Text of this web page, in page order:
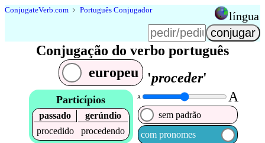
ConjugateVerb.com ﹥ Português Conjugador língua
Conjugação do verbo português
europeu
'proceder'
Particípios
passado
gerúndio
procedido
procedendo
A A
sem padrão
com pronomes